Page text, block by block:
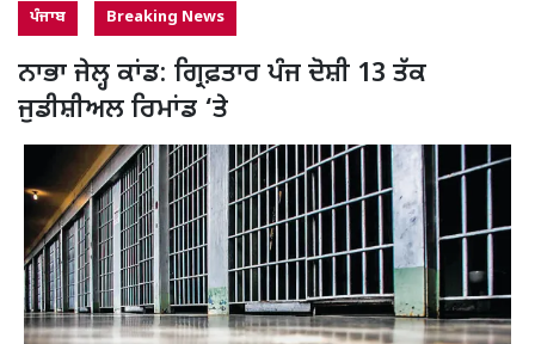
ਪੰਜਾਬ Breaking News
ਨਾਭਾ ਜੇਲ੍ਹ ਕਾਂਡ: ਗ੍ਰਿਫ਼ਤਾਰ ਪੰਜ ਦੋਸ਼ੀ 13 ਤੱਕ
ਜੁਡੀਸ਼ੀਅਲ ਰਿਮਾਂਡ ‘ਤੇ